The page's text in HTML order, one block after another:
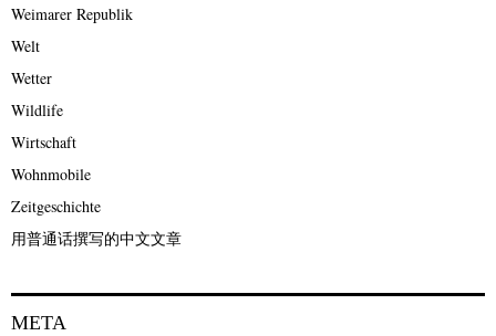
Weimarer Republik
Welt
Wetter
Wildlife
Wirtschaft
Wohnmobile
Zeitgeschichte
用普通话撰写的中文文章
META